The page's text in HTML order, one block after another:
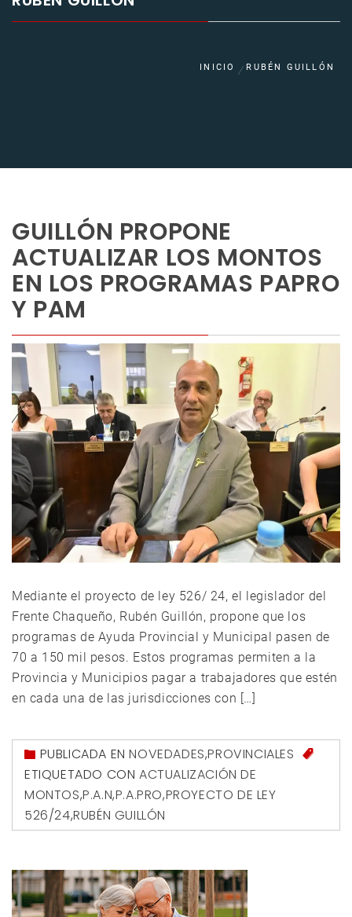
INICIO RUBÉN GUILLÓN
GUILLÓN PROPONE
ACTUALIZAR LOS MONTOS
EN LOS PROGRAMAS PAPRO
Y PAM
Mediante el proyecto de ley 526/ 24, el legislador del
Frente Chaqueño, Rubén Guillón, propone que los
programas de Ayuda Provincial y Municipal pasen de
70 a 150 mil pesos. Estos programas permiten a la
Provincia y Municipios pagar a trabajadores que estén
en cada una de las jurisdicciones con […]
PUBLICADA ENNOVEDADES,PROVINCIALES
ETIQUETADO CON ACTUALIZACIÓN DE
MONTOS,P.A.N,P.A.PRO,PROYECTO DE LEY
526/24,RUBÉN GUILLÓN